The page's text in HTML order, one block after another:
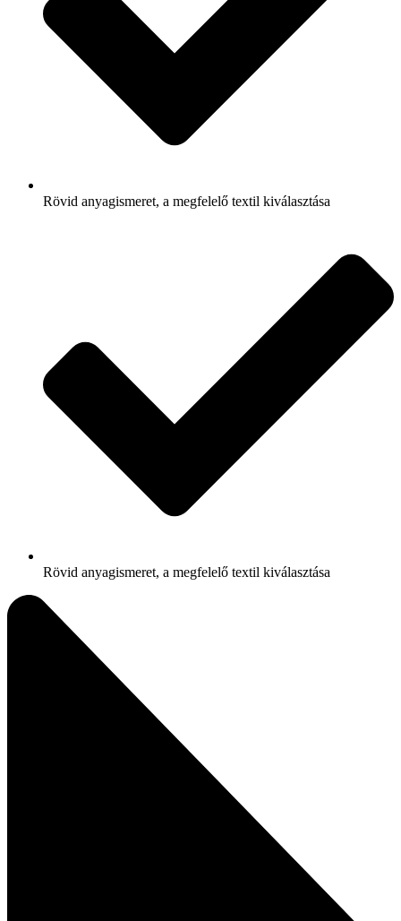
Rövid anyagismeret, a megfelelő textil kiválasztása
Rövid anyagismeret, a megfelelő textil kiválasztása